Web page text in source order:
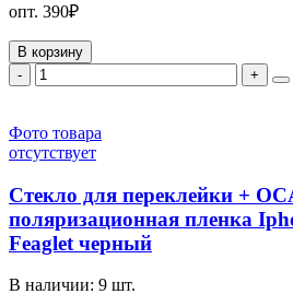
опт. 390₽
В корзину
-
+
Фото товара
отсутствует
Стекло для переклейки +
поляризационная пленка
Feaglet черный
В наличии: 9 шт.